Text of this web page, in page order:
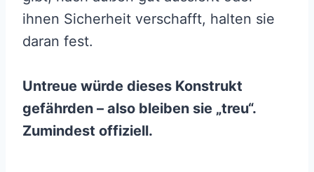
ihnen Sicherheit verschafft, halten sie
daran fest.
Untreue würde dieses Konstrukt
gefährden – also bleiben sie „treu“.
Zumindest offiziell.